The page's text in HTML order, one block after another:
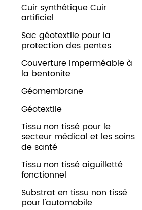
Cuir synthétique Cuir
artificiel
Sac géotextile pour la
protection des pentes
Couverture imperméable à
la bentonite
Géomembrane
Géotextile
Tissu non tissé pour le
secteur médical et les soins
de santé
Tissu non tissé aiguilletté
fonctionnel
Substrat en tissu non tissé
pour l'automobile